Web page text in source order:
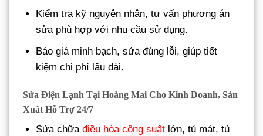
Kiểm tra kỹ nguyên nhân, tư vấn phương án
sửa phù hợp với nhu cầu sử dụng.
Báo giá minh bạch, sửa đúng lỗi, giúp tiết
kiệm chi phí lâu dài.
Sửa Điện Lạnh Tại Hoàng Mai Cho Kinh Doanh, Sản
Xuất Hỗ Trợ 24/7
Sửa chữađiều hòa công suất lớn, tủ mát, tủ